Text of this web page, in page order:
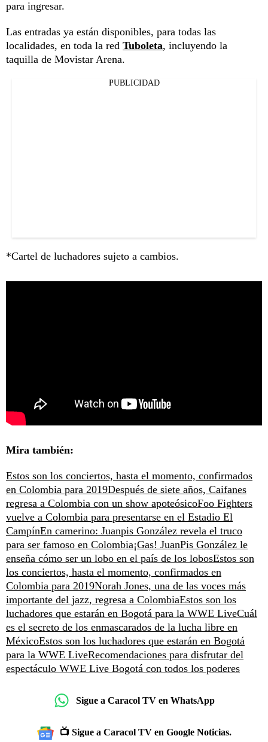
para ingresar.
Las entradas ya están disponibles, para todas las
localidades, en toda la red Tuboleta, incluyendo la
taquilla de Movistar Arena.
PUBLICIDAD
*Cartel de luchadores sujeto a cambios.
Mira también:
Estos son los conciertos, hasta el momento, confirmados
en Colombia para 2019Después de siete años, Caifanes
regresa a Colombia con un show apoteósicoFoo Fighters
vuelve a Colombia para presentarse en el Estadio El
CampínEn camerino: Juanpis González revela el truco
para ser famoso en Colombia¡Gas! JuanPis González le
enseña cómo ser un lobo en el país de los lobosEstos son
los conciertos, hasta el momento, confirmados en
Colombia para 2019Norah Jones, una de las voces más
importante del jazz, regresa a ColombiaEstos son los
luchadores que estarán en Bogotá para la WWE LiveCuál
es el secreto de los enmascarados de la lucha libre en
MéxicoEstos son los luchadores que estarán en Bogotá
para la WWE LiveRecomendaciones para disfrutar del
espectáculo WWE Live Bogotá con todos los poderes
Sigue a Caracol TV en WhatsApp
📺 Sigue a Caracol TV en Google Noticias.